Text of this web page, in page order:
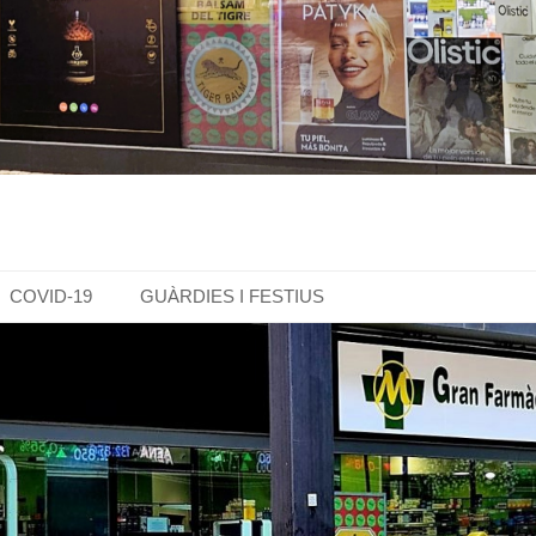
COVID-19 GUÀRDIES I FESTIUS